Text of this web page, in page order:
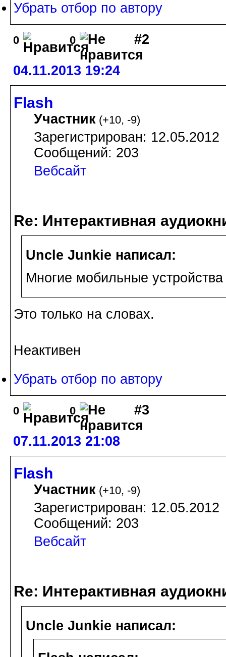
Убрать отбор по автору
0 0 #2
04.11.2013 19:24
Flash
Участник (+10, -9)
Зарегистрирован: 12.05.2012
Сообщений: 203
Вебсайт
Re: Интерактивная
Uncle Junkie написал:
Многие мобильные
Это только на словах.
Неактивен
Убрать отбор по автору
0 0 #3
07.11.2013 21:08
Flash
Участник (+10, -9)
Зарегистрирован: 12.05.2012
Сообщений: 203
Вебсайт
Re: Интерактивная
Uncle Junkie написал: